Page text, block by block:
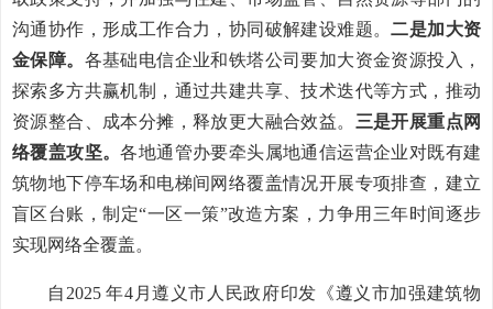
沟通协作，形成工作合力，协同破解建设难题。二是加大资
金保障。 各基础电信企业和铁塔公司要加大资金资源投入，
探索多方共赢机制，通过共建共享、技术迭代等方式，推动
资源整合、成本分摊，释放更大融合效益。 三是开展重点网
络覆盖攻坚。各地通管办要牵头属地通信运营企业对既有建
筑物地下停车场和电梯间网络覆盖情况开展专项排查，建立
盲区台账，制定“一区一策”改造方案，力争用三年时间逐步
实现网络全覆盖。
自2025 年4月遵义市人民政府印发《遵义市加强建筑物